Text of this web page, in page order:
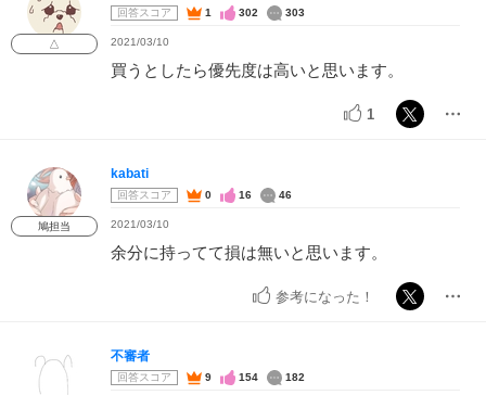
△
回答スコア 1 302 303
2021/03/10
買うとしたら優先度は高いと思います。
1
鳩担当
kabati
回答スコア 0 16 46
2021/03/10
余分に持ってて損は無いと思います。
参考になった！
不審者
回答スコア 9 154 182